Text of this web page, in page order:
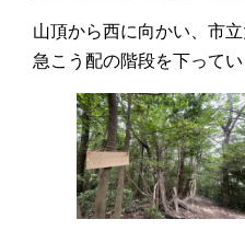
山頂から西に向かい、市
急こう配の階段を下ってい